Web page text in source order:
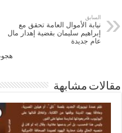
السابق
نيابة الأموال العامة تحقق مع
إبراهيم سليمان بقضية إهدار مال
عام جديدة
مقالات مشابهة